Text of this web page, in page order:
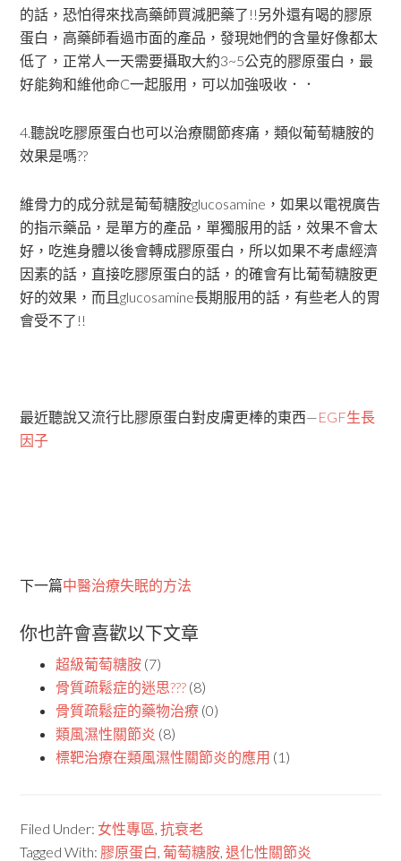
的話，恐怕得來找高藥師買減肥藥了!!另外還有喝的膠原
蛋白，高藥師看過市面的產品，發現她們的含量好像都太
低了，正常人一天需要攝取大約3~5公克的膠原蛋白，最
好能夠和維他命C一起服用，可以加強吸收．．
4.聽說吃膠原蛋白也可以治療關節疼痛，類似葡萄糖胺的
效果是嗎??
維骨力的成分就是葡萄糖胺glucosamine，如果以電視廣告
的指示藥品，是單方的產品，單獨服用的話，效果不會太
好，吃進身體以後會轉成膠原蛋白，所以如果不考慮經濟
因素的話，直接吃膠原蛋白的話，的確會有比葡萄糖胺更
好的效果，而且glucosamine長期服用的話，有些老人的胃
會受不了!!
最近聽說又流行比膠原蛋白對皮膚更棒的東西—EGF生長
因子
下一篇中醫治療失眠的方法
你也許會喜歡以下文章
超級葡萄糖胺 (7)
骨質疏鬆症的迷思??? (8)
骨質疏鬆症的藥物治療 (0)
類風濕性關節炎 (8)
標靶治療在類風濕性關節炎的應用 (1)
Filed Under: 女性專區,抗衰老
Tagged With: 膠原蛋白,葡萄糖胺,退化性關節炎